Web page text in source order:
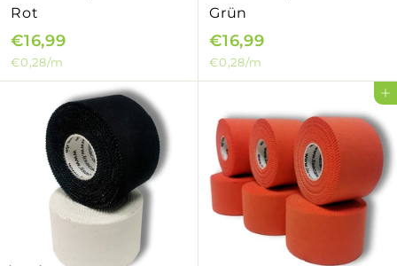
Rot
€16,99
9
9
€0,28/m
Grün
€16,99
,
9
9
€0,28/m
Ajouter au panier